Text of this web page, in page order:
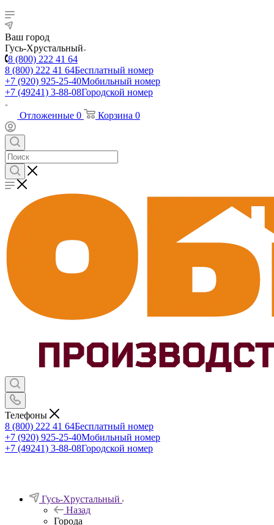
Ваш город
Гусь-Хрустальный
8 (800) 222 41 64
8 (800) 222 41 64Бесплатный номер
+7 (920) 925-25-40Мобильный номер
+7 (49241) 3-88-08Городской номер
Отложенные 0 Корзина 0
Телефоны
8 (800) 222 41 64Бесплатный номер
+7 (920) 925-25-40Мобильный номер
+7 (49241) 3-88-08Городской номер
Гусь-Хрустальный
Назад
Города